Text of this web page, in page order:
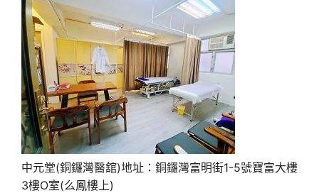
中元堂(銅鑼灣醫舘)地址：銅鑼灣富明街1-5號寶富大樓
3樓O室(么鳳樓上)